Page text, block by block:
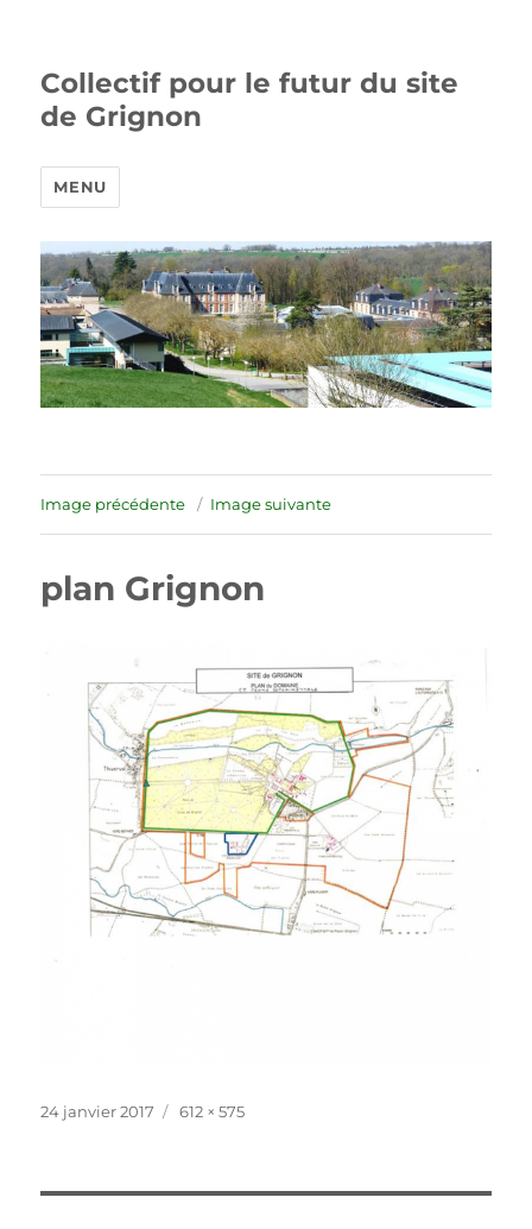
Collectif pour le futur du site
de Grignon
MENU
Image précédente Image suivante
plan Grignon
Publié
24 janvier 2017
Taille
612 × 575